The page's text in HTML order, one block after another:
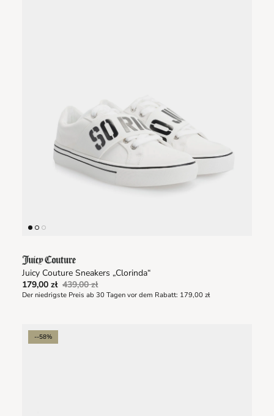
Juicy Couture Sneakers „Clorinda“
179,00 zł 439,00 zł
Der niedrigste Preis ab 30 Tagen vor dem Rabatt: 179,00 zł
--58%